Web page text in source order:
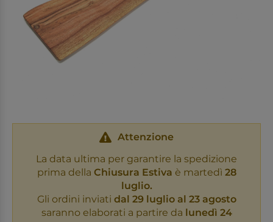
Attenzione
La data ultima per garantire la spedizione
prima della Chiusura Estiva è martedì 28
luglio.
Gli ordini inviati dal 29 luglio al 23 agosto
saranno elaborati a partire da lunedì 24